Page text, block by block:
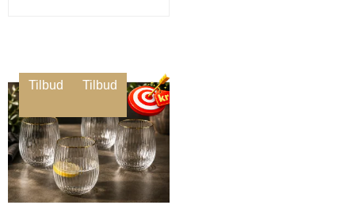
Tilbud Tilbud